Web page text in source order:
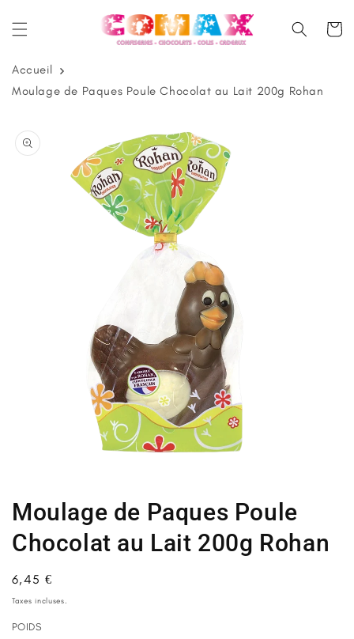
au
Panier
Accueil
Moulage de Paques Poule Chocolat au Lait 200g Rohan
informations
produits
dans
une
fenêtre
modale
Moulage de Paques Poule
Chocolat au Lait 200g Rohan
Prix
habituel
6,45 €
Taxes incluses.
POIDS